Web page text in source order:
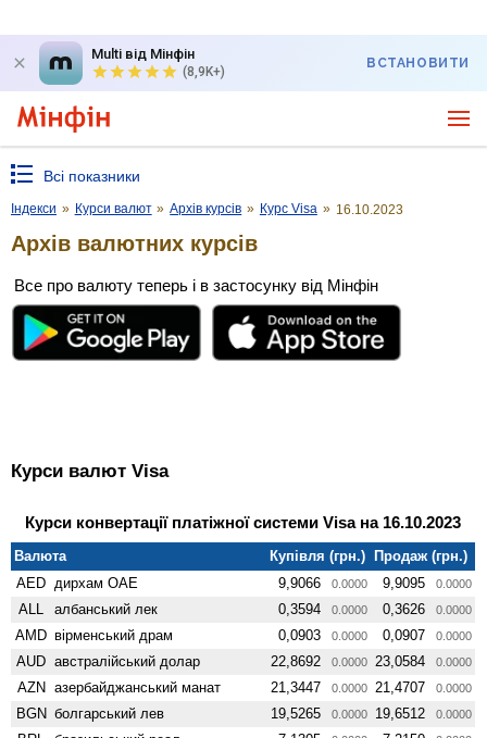
Multi від Мінфін
(8,9K+)
ВСТАНОВИТИ
Всі показники
Індекси » Курси валют » Архів курсів » Курс Visa » 16.10.2023
Архів валютних курсів
Все про валюту теперь і в застосунку від Мінфін
Курси валют Visa
Курси конвертації платіжної системи Visa на 16.10.2023
Валюта Купівля (грн.)
Продаж (грн.)
AED дирхам ОАЕ 9,9066 0.0000 9,9095 0.0000
ALL албанський лек 0,3594 0.0000 0,3626 0.0000
AMD вiрменський драм 0,0903 0.0000 0,0907 0.0000
AUD австралійський долар 22,8692 0.0000 23,0584 0.0000
AZN азербайджанський манат 21,3447 0.0000 21,4707 0.0000
BGN болгарський лев 19,5265 0.0000 19,6512 0.0000